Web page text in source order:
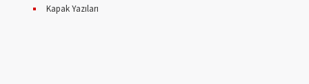
Kapak Yazıları